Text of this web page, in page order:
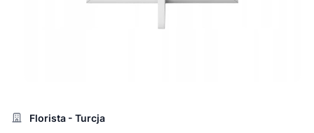
Florista - Turcja